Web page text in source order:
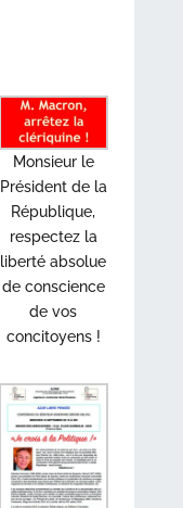
Monsieur le
Président de la
République,
respectez la
liberté absolue
de conscience
de vos
concitoyens !